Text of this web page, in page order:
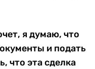
я думаю, что
и подать
что эта сделка